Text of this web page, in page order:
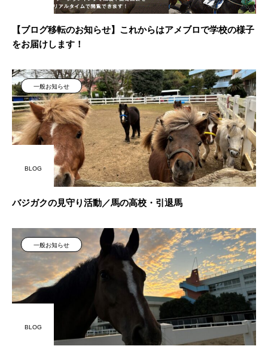
【ブログ移転のお知らせ】これからはアメブロで学校の様子
をお届けします！
一般お知らせ
BLOG
バジガクの見守り活動／馬の高校・引退馬
一般お知らせ
BLOG